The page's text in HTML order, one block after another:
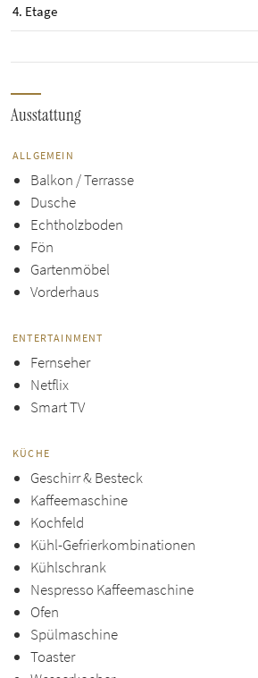
4. Etage
Ausstattung
ALLGEMEIN
Balkon / Terrasse
Dusche
Echtholzboden
Fön
Gartenmöbel
Vorderhaus
ENTERTAINMENT
Fernseher
Netflix
Smart TV
KÜCHE
Geschirr & Besteck
Kaffeemaschine
Kochfeld
Kühl-Gefrierkombinationen
Kühlschrank
Nespresso Kaffeemaschine
Ofen
Spülmaschine
Toaster